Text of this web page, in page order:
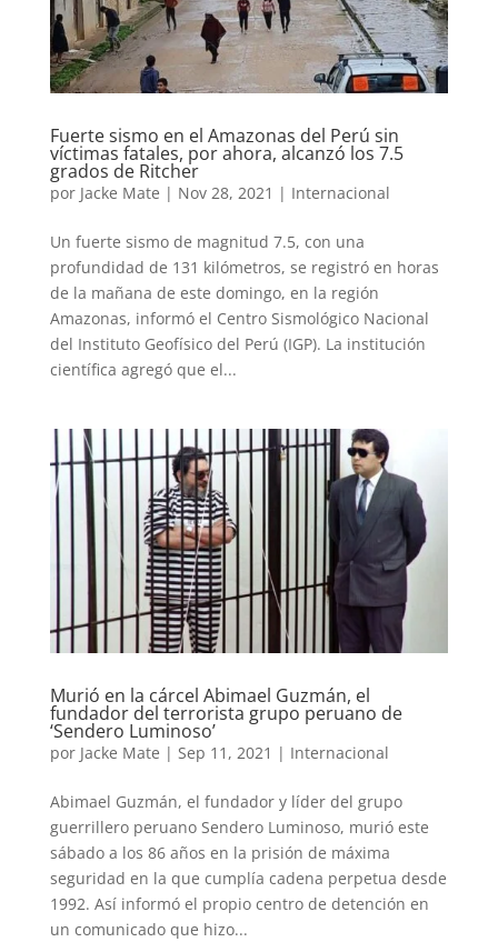
Fuerte sismo en el Amazonas del Perú sin
víctimas fatales, por ahora, alcanzó los 7.5
grados de Ritcher
por Jacke Mate | Nov 28, 2021 | Internacional
Un fuerte sismo de magnitud 7.5, con una
profundidad de 131 kilómetros, se registró en horas
de la mañana de este domingo, en la región
Amazonas, informó el Centro Sismológico Nacional
del Instituto Geofísico del Perú (IGP). La institución
científica agregó que el...
Murió en la cárcel Abimael Guzmán, el
fundador del terrorista grupo peruano de
‘Sendero Luminoso’
por Jacke Mate | Sep 11, 2021 | Internacional
Abimael Guzmán, el fundador y líder del grupo
guerrillero peruano Sendero Luminoso, murió este
sábado a los 86 años en la prisión de máxima
seguridad en la que cumplía cadena perpetua desde
1992. Así informó el propio centro de detención en
un comunicado que hizo...